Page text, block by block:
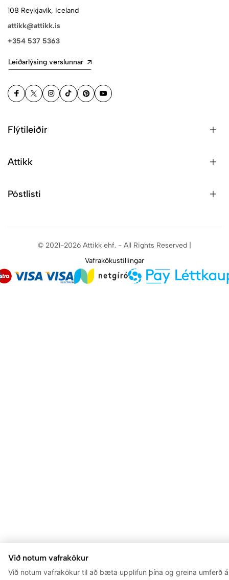
Við notum vafrakökur
Við notum vafrakökur til að bæta upplifun þína og greina umferð
108 Reykjavík, Iceland
attikk@attikk.is
+354 537 5363
Leiðarlýsing verslunnar
Flýtileiðir
Attikk
Póstlisti
© 2021-2026 Attikk ehf. - All Rights Reserved |
Vafrakökustillingar